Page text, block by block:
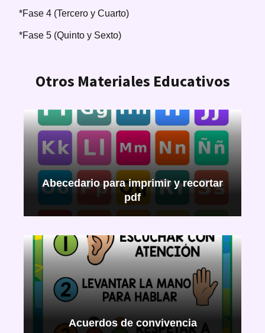
*Fase 4 (Tercero y Cuarto)
*Fase 5 (Quinto y Sexto)
Otros Materiales Educativos
Abecedario para imprimir y recortar
pdf
Acuerdos de convivencia